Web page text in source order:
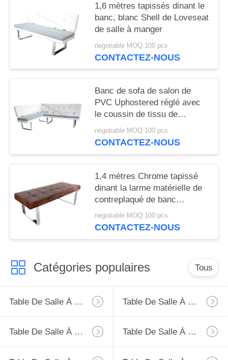
1,6 mètres tapissés dinant le
banc, blanc Shell de Loveseat
de salle à manger
negotiable MOQ:100 pcs
CONTACTEZ-NOUS
Banc de sofa de salon de
PVC Uphostered réglé avec
le coussin de tissu de
Removeable
negotiable MOQ:100 pcs
CONTACTEZ-NOUS
1,4 mètres Chrome tapissé
dinant la larme matérielle de
contreplaqué de banc
résistante
negotiable MOQ:100 pcs
CONTACTEZ-NOUS
Catégories populaires Tous
Table De Salle À Manger D'extension Table De Salle À Manger Fixe
Table De Salle À Manger De Verre Trempé Table De Salle À Manger De HPL